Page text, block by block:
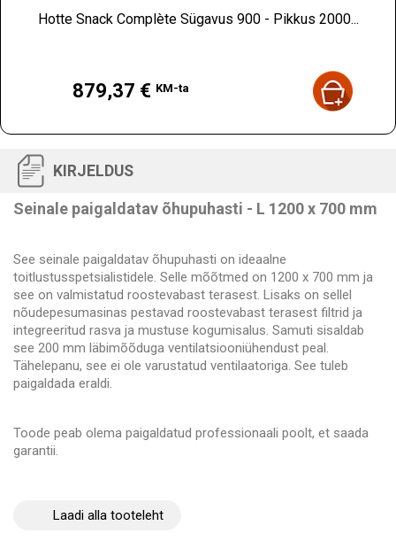
Hotte Snack Complète Sügavus 900 - Pikkus 2000...
879,37 € KM-ta
KIRJELDUS
Seinale paigaldatav õhupuhasti - L 1200 x 700 mm
See seinale paigaldatav õhupuhasti on ideaalne
toitlustusspetsialistidele. Selle mõõtmed on 1200 x 700 mm ja
see on valmistatud roostevabast terasest. Lisaks on sellel
nõudepesumasinas pestavad roostevabast terasest filtrid ja
integreeritud rasva ja mustuse kogumisalus. Samuti sisaldab
see 200 mm läbimõõduga ventilatsiooniühendust peal.
Tähelepanu, see ei ole varustatud ventilaatoriga. See tuleb
paigaldada eraldi.
Toode peab olema paigaldatud professionaali poolt, et saada
garantii.
Laadi alla tooteleht